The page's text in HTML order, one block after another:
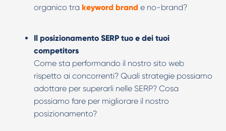
organico tra keyword brand e no-brand?
Il posizionamento SERP tuo e dei tuoi
competitors
Come sta performando il nostro sito web
rispetto ai concorrenti? Quali strategie possiamo
adottare per superarli nelle SERP? Cosa
possiamo fare per migliorare il nostro
posizionamento?